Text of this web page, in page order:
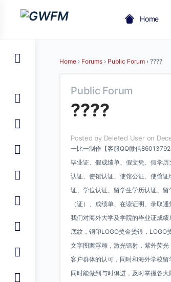
Home
Home › Forums › Public Forum › ????
Public Forum
????
Posted by Deleted User on
一比一制作【客服QQ微信
毕业证、假成绩单、假文凭、假学
认证、使馆认证、使馆公证、使馆
证、学位认证、留学生学历认证、
（证）、成绩单、在读证明、录取
我们对海外大学及学院的毕业证成
底纹，钢印LOGO烫金烫银，LOGO
文字图案浮雕，激光镭射，紫外荧
客户群体的认可，同时和海外学校留
同时能做到与时俱进，及时掌握各